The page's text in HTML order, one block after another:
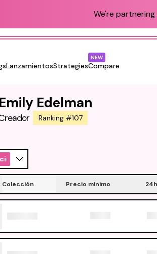
We're
LanzamientosStrategiesCompare
NEW
Emily Edelman
Ranking #107
Colección Precio mínimo 24h